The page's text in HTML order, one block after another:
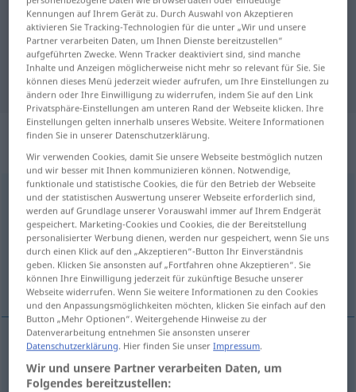
für "abbilden"
"abbilden" Schwedisch
Übersetzung
„abbilden“: transitives Verb,
transitives Zeitwort
abbildenv/t
Übersicht aller Übersetzungen
(Für mehr Details die Übersetzung anklicken/antippen)
avbilda
avbilda abbilden
Kennungen auf Ihrem Gerät zu. Durch Auswahl von Akzeptieren
aktivieren Sie Tracking-Technologien für die unter „Wir und unsere
Partner verarbeiten Daten, um Ihnen Dienste bereitzustellen“
aufgeführten Zwecke. Wenn Tracker deaktiviert sind, sind manche
Inhalte und Anzeigen möglicherweise nicht mehr so relevant für Sie. Sie
können dieses Menü jederzeit wieder aufrufen, um Ihre Einstellungen zu
ändern oder Ihre Einwilligung zu widerrufen, indem Sie auf den Link
Privatsphäre-Einstellungen am unteren Rand der Webseite klicken. Ihre
Einstellungen gelten innerhalb unseres Website. Weitere Informationen
finden Sie in unserer Datenschutzerklärung.
Wir verwenden Cookies, damit Sie unsere Webseite bestmöglich nutzen
und wir besser mit Ihnen kommunizieren können. Notwendige,
funktionale und statistische Cookies, die für den Betrieb der Webseite
und der statistischen Auswertung unserer Webseite erforderlich sind,
werden auf Grundlage unserer Vorauswahl immer auf Ihrem Endgerät
gespeichert. Marketing-Cookies und Cookies, die der Bereitstellung
personalisierter Werbung dienen, werden nur gespeichert, wenn Sie uns
durch einen Klick auf den „Akzeptieren“-Button Ihr Einverständnis
geben. Klicken Sie ansonsten auf „Fortfahren ohne Akzeptieren“. Sie
können Ihre Einwilligung jederzeit für zukünftige Besuche unserer
Webseite widerrufen. Wenn Sie weitere Informationen zu den Cookies
und den Anpassungsmöglichkeiten möchten, klicken Sie einfach auf den
Button „Mehr Optionen“. Weitergehende Hinweise zu der
Datenverarbeitung entnehmen Sie ansonsten unserer
Datenschutzerklärung. Hier finden Sie unserImpressum.
Wir und unsere Partner verarbeiten Daten, um
Folgendes bereitzustellen: